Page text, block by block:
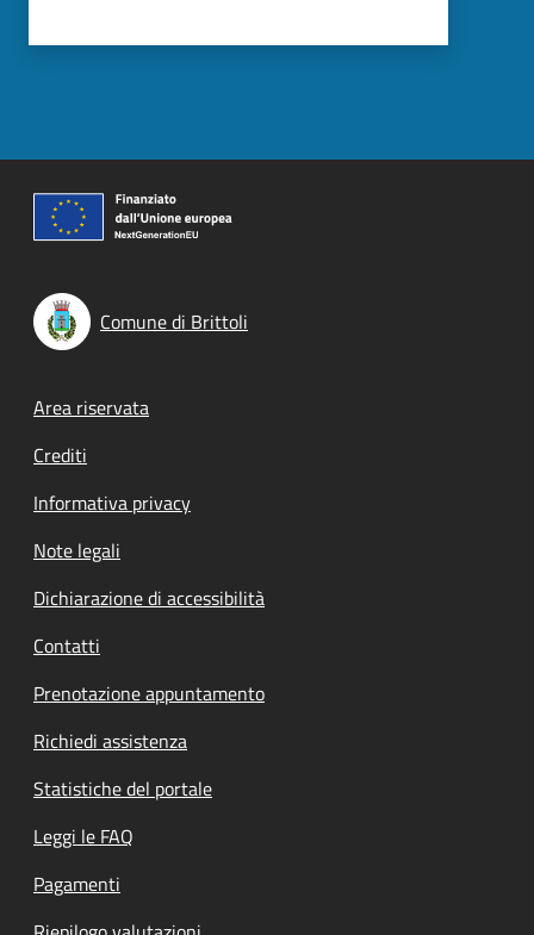
Comune di Brittoli
Footer menu
Area riservata
Crediti
Informativa privacy
Note legali
Dichiarazione di accessibilità
Contatti
Prenotazione appuntamento
Richiedi assistenza
Statistiche del portale
Leggi le FAQ
Pagamenti